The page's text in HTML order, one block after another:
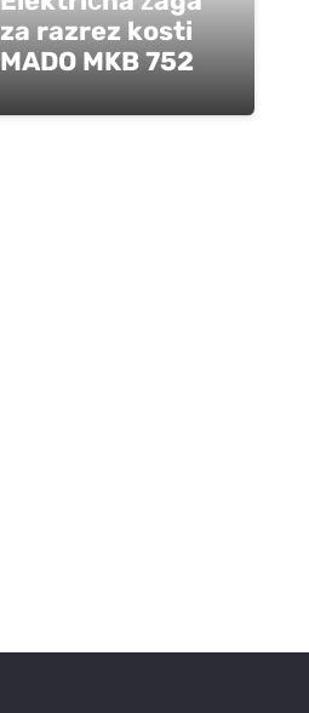
za razrez kosti
MADO MKB 752